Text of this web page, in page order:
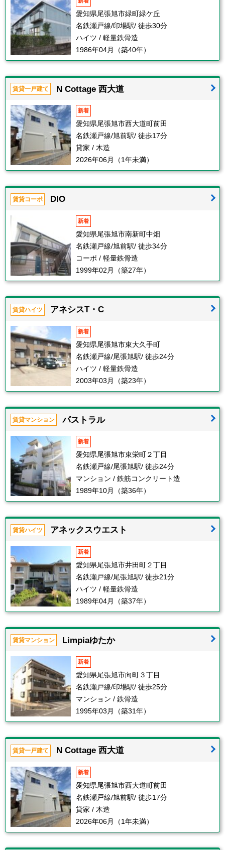
愛知県尾張旭市緑町緑ケ丘
名鉄瀬戸線/印場駅/ 徒歩30分
ハイツ / 軽量鉄骨造
1986年04月（築40年）
賃貸一戸建て N Cottage 西大道
新着
愛知県尾張旭市西大道町前田
名鉄瀬戸線/旭前駅/ 徒歩17分
貸家 / 木造
2026年06月（1年未満）
賃貸コーポ DIO
新着
愛知県尾張旭市南新町中畑
名鉄瀬戸線/旭前駅/ 徒歩34分
コーポ / 軽量鉄骨造
1999年02月（築27年）
賃貸ハイツ アネシスT・C
新着
愛知県尾張旭市東大久手町
名鉄瀬戸線/尾張旭駅/ 徒歩24分
ハイツ / 軽量鉄骨造
2003年03月（築23年）
賃貸マンション パストラル
新着
愛知県尾張旭市東栄町２丁目
名鉄瀬戸線/尾張旭駅/ 徒歩24分
マンション / 鉄筋コンクリート造
1989年10月（築36年）
賃貸ハイツ アネックスウエスト
新着
愛知県尾張旭市井田町２丁目
名鉄瀬戸線/尾張旭駅/ 徒歩21分
ハイツ / 軽量鉄骨造
1989年04月（築37年）
賃貸マンション Limpiaゆたか
新着
愛知県尾張旭市向町３丁目
名鉄瀬戸線/印場駅/ 徒歩25分
マンション / 鉄骨造
1995年03月（築31年）
賃貸一戸建て N Cottage 西大道
新着
愛知県尾張旭市西大道町前田
名鉄瀬戸線/旭前駅/ 徒歩17分
貸家 / 木造
2026年06月（1年未満）